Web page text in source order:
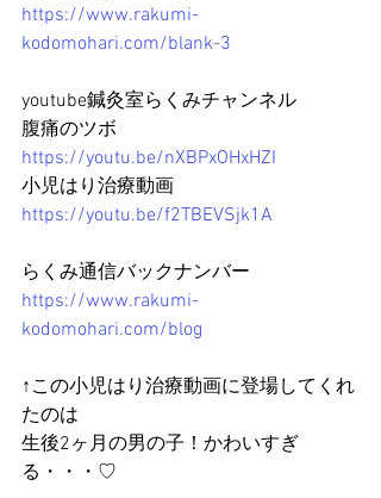
https://www.rakumi-
kodomohari.com/blank-3
youtube鍼灸室らくみチャンネル
腹痛のツボ
https://youtu.be/nXBPxOHxHZI
小児はり治療動画
https://youtu.be/f2TBEVSjk1A
らくみ通信バックナンバー
https://www.rakumi-
kodomohari.com/blog
↑この小児はり治療動画に登場してくれ
たのは
生後2ヶ月の男の子！かわいすぎ
る・・・♡